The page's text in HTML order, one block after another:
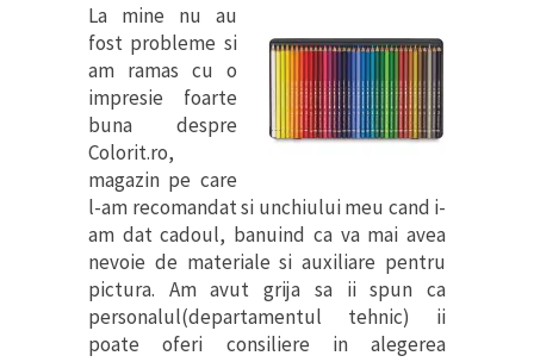
La mine nu au
fost probleme si
am ramas cu o
impresie foarte
buna despre
Colorit.ro,
magazin pe care
l-am recomandat si unchiului meu cand i-
am dat cadoul, banuind ca va mai avea
nevoie de materiale si auxiliare pentru
pictura. Am avut grija sa ii spun ca
personalul(departamentul tehnic) ii
poate oferi consiliere in alegerea